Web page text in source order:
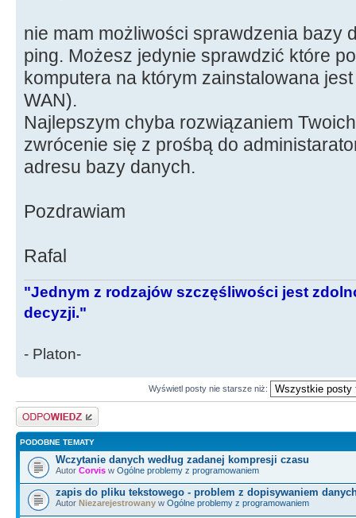
nie mam możliwości sprawdzenia bazy
ping. Możesz jedynie sprawdzić które
komputera na którym zainstalowana
WAN).
Najlepszym chyba rozwiązaniem
zwrócenie się z prośbą do
adresu bazy danych.
Pozdrawiam
Rafal
"Jednym z rodzajów szczęśliwości jest
decyzji."
- Platon-
Wyświetl posty nie starsze niż:
Odpowiedz
PODOBNE TEMATY
Wczytanie danych według zadanej kompresji czasu
Autor Corvis w Ogólne problemy z programowaniem
zapis do pliku tekstowego - problem z dopisywaniem
Autor Niezarejestrowany w Ogólne problemy z programowaniem